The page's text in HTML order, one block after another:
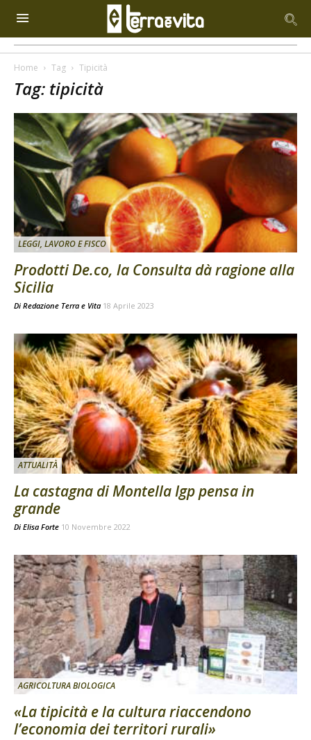
Home Tag Tipicità
Tag: tipicità
LEGGI, LAVORO E FISCO
Prodotti De.co, la Consulta dà ragione alla
Sicilia
Di Redazione Terra e Vita 18 Aprile 2023
ATTUALITÀ
La castagna di Montella Igp pensa in
grande
Di Elisa Forte 10 Novembre 2022
AGRICOLTURA BIOLOGICA
«La tipicità e la cultura riaccendono
l’economia dei territori rurali»